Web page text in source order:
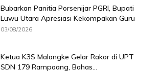
Bubarkan Panitia Porsenijar PGRI, Bupati
Luwu Utara Apresiasi Kekompakan Guru
03/08/2026
Ketua K3S Malangke Gelar Rakor di UPT
SDN 179 Rampoang, Bahas...